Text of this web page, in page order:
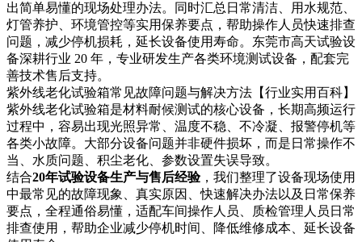
出简单易懂的现场处理办法。同时汇总日常清洁、用水规范、
灯管养护、环境管控等实用保养要点，帮助操作人员快速排查
问题，减少停机损耗，延长设备使用寿命。东莞市高天试验设
备深耕行业 20 年，专业研发生产各类环境测试设备，配套完
善技术售后支持。
紫外线老化试验箱常见故障问题与解决方法【行业实用百科】
紫外线老化试验箱是材料耐候测试的核心设备，长期高频运行
过程中，容易出现光照异常、温度不稳、不冷凝、报警停机等
各类小故障。大部分设备问题并非硬件损坏，而是日常操作不
当、水质问题、积尘老化、参数设置失误导致。
结合20年试验设备生产与售后经验，我们整理了设备现场使用
中最常见的故障现象、真实原因、快速解决办法以及日常保养
要点，全程通俗易懂，适配车间操作人员、质检管理人员日常
排查使用，帮助企业减少停机时间、降低维修成本、延长设备